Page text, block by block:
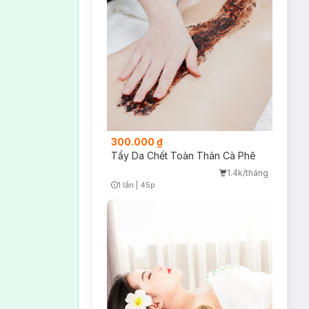
Ngoài công
tiết thay đổi liên
da là cực kì cần
cơ thể, nhờ
300.000 ₫
Tẩy Da Chết Toàn Thân Cà Phê
1.4k/tháng
Timer Gray Icon
1 lần 45p